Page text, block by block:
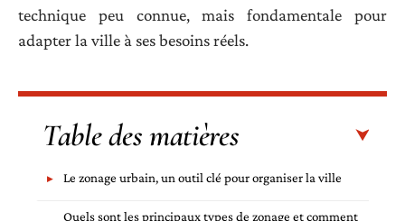
technique peu connue, mais fondamentale pour
adapter la ville à ses besoins réels.
Table des matières
Le zonage urbain, un outil clé pour organiser la ville
Quels sont les principaux types de zonage et comment